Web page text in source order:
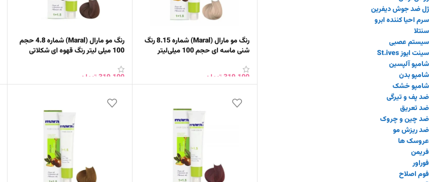
ژل ضد جوش دیفرین
سرم احیا کننده ابرو
سنتلا
سیستم عصبی
سینت ایوز St.ives
شامپو آلپسین
شامپو بدن
شامپو خشک
ضد پف و تیرگی
ضد تعریق
ضد چین و چروک
ضد ریزش مو
عروسک ها
فریمن
فوراور
فوم اصلاح
رنگ مو مارال (Maral) شماره 8.15 رنگ
شنی ماسه ای حجم 100 میلی‌لیتر
319,100تومان
رنگ مو مارال (Maral) شماره 4.8 حجم
100 میلی‌ لیتر رنگ قهوه‌ ای شکلاتی
319,100تومان